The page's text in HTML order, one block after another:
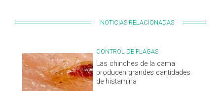
NOTICIAS RELACIONADAS
CONTROL DE PLAGAS
Las chinches de la cama
producen grandes cantidades
de histamina